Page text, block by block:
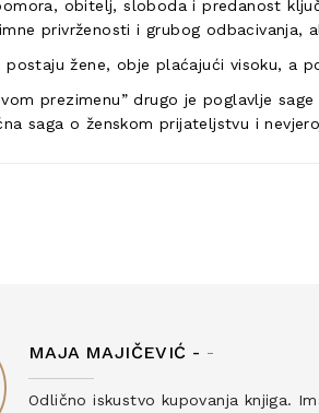
obitelj, sloboda i predanost
privrženosti i grubog odbacivanja,
postaju žene, obje plaćajući visoku, a
prezimenu” drugo je poglavlje
saga o ženskom prijateljstvu i
MAJA MAJIČEVIĆ - -
Odlično iskustvo kupovanja knjiga.